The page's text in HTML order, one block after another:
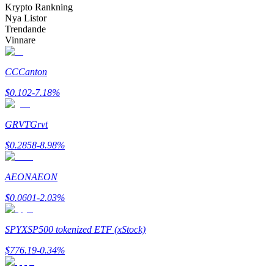
Bli en Copy Trader
Njut av vinstdelning och kopieringshandelsprovisioner
Information
Big data-analys inklusive handelsinformation, etc.
Krypto Rankning
Nya Listor
Trendande
Vinnare
CCCanton
$0.102-7.18%
GRVTGrvt
$0.2858-8.98%
AEONAEON
$0.0601-2.03%
SPYXSP500 tokenized ETF (xStock)
$776.19-0.34%